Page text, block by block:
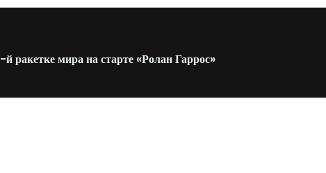
ракетке мира на старте «Ролан Гаррос»